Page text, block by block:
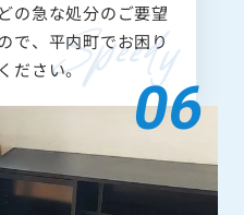
の急な処分のご要望
で、平内町でお困り
ださい。